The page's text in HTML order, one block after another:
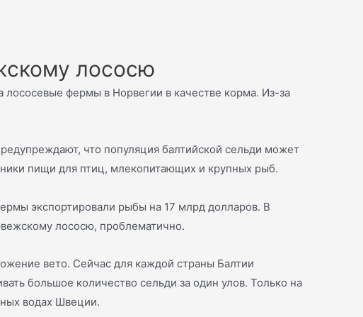
лососю
лососевые фермы в Норвегии в качестве корма. Из-за
что популяция балтийской сельди может
пищи для птиц, млекопитающих и крупных рыб.
экспортировали рыбы на 17 млрд долларов. В
лососю, проблематично.
вето. Сейчас для каждой страны Балтии
большое количество сельди за один улов. Только на
водах Швеции.